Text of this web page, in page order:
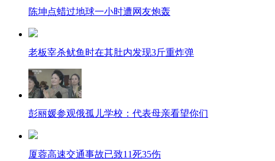
陈坤点蜡过地球一小时遭网友炮轰
老板宰杀鱿鱼时在其肚内发现3斤重炸弹
彭丽媛参观俄孤儿学校：代表母亲看望你们
厦蓉高速交通事故已致11死35伤